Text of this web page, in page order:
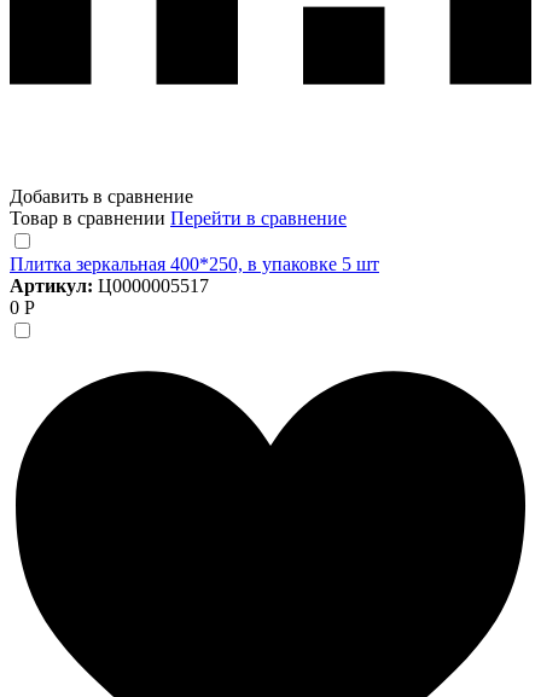
Добавить в сравнение
Товар в сравнении Перейти в сравнение
Плитка зеркальная 400*250, в упаковке 5 шт
Артикул: Ц0000005517
0 Р